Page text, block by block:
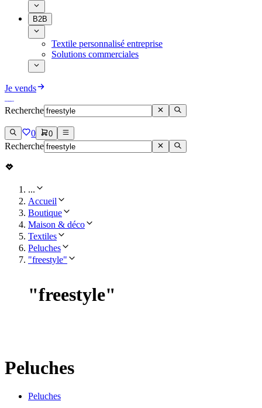
B2B
Textile personnalisé entreprise
Solutions commerciales
Je vends
Recherche
0 0
Recherche
...
Accueil
Boutique
Maison & déco
Textiles
Peluches
"freestyle"
"freestyle"
Peluches
Peluches